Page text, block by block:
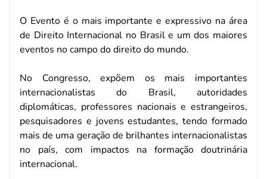
O Evento é o mais importante e expressivo na área
de Direito Internacional no Brasil e um dos maiores
eventos no campo do direito do mundo.
No Congresso, expõem os mais importantes
internacionalistas do Brasil, autoridades
diplomáticas, professores nacionais e estrangeiros,
pesquisadores e jovens estudantes, tendo formado
mais de uma geração de brilhantes internacionalistas
no país, com impactos na formação doutrinária
internacional.